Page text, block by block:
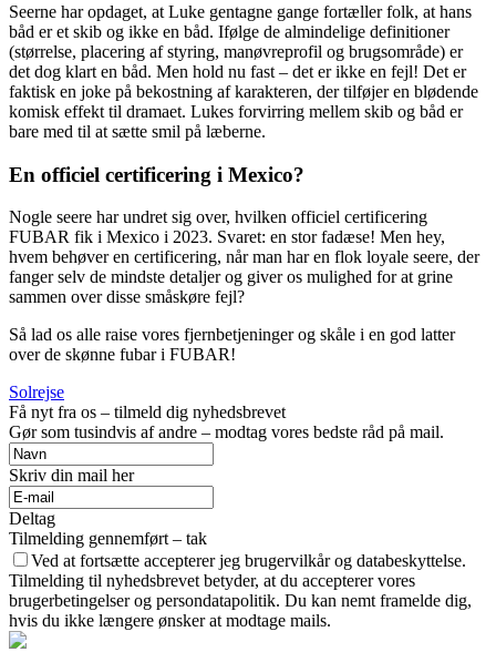
Seerne har opdaget, at Luke gentagne gange fortæller folk, at hans
båd er et skib og ikke en båd. Ifølge de almindelige definitioner
(størrelse, placering af styring, manøvreprofil og brugsområde) er
det dog klart en båd. Men hold nu fast – det er ikke en fejl! Det er
faktisk en joke på bekostning af karakteren, der tilføjer en blødende
komisk effekt til dramaet. Lukes forvirring mellem skib og båd er
bare med til at sætte smil på læberne.
En officiel certificering i Mexico?
Nogle seere har undret sig over, hvilken officiel certificering
FUBAR fik i Mexico i 2023. Svaret: en stor fadæse! Men hey,
hvem behøver en certificering, når man har en flok loyale seere, der
fanger selv de mindste detaljer og giver os mulighed for at grine
sammen over disse småskøre fejl?
Så lad os alle raise vores fjernbetjeninger og skåle i en god latter
over de skønne fubar i FUBAR!
Solrejse
Få nyt fra os – tilmeld dig nyhedsbrevet
Gør som tusindvis af andre – modtag vores bedste råd på mail.
Skriv din mail her
Deltag
Tilmelding gennemført – tak
Ved at fortsætte accepterer jeg brugervilkår og databeskyttelse.
Tilmelding til nyhedsbrevet betyder, at du accepterer vores
brugerbetingelser og persondatapolitik. Du kan nemt framelde dig,
hvis du ikke længere ønsker at modtage mails.